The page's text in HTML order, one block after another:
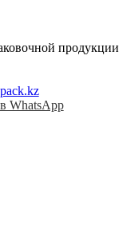
продукции
WhatsApp